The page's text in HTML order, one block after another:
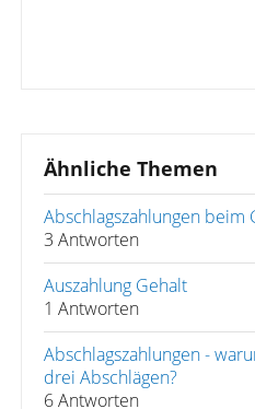
Ähnliche Themen
Abschlagszahlungen beim
3 Antworten
Auszahlung Gehalt
1 Antworten
Abschlagszahlungen -
drei Abschlägen?
6 Antworten